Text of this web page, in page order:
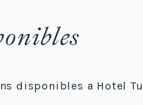
disponibles a Hotel